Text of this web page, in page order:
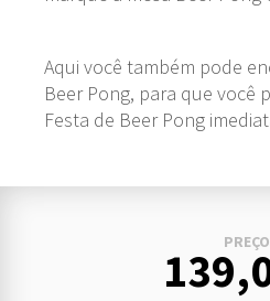
Aqui você também pode
Beer Pong, para que você
Festa de Beer Pong
PREÇO